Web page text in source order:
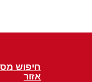
חיפוש
אזור